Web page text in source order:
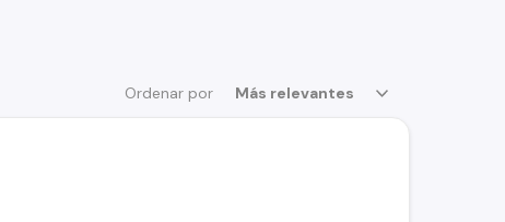
Ordenar por Más relevantes